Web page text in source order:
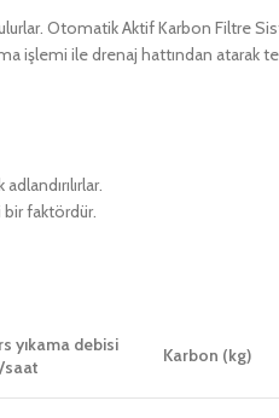
Otomatik Aktif Karbon Filtre
işlemi ile drenaj hattından atarak
bir faktördür.
yıkama debisi
saat
Karbon (kg)